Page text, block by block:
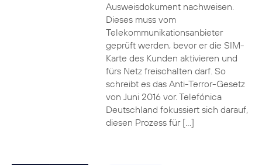
Ausweisdokument nachweisen.
Dieses muss vom
Telekommunikationsanbieter
geprüft werden, bevor er die SIM-
Karte des Kunden aktivieren und
fürs Netz freischalten darf. So
schreibt es das Anti-Terror-Gesetz
von Juni 2016 vor. Telefónica
Deutschland fokussiert sich darauf,
diesen Prozess für […]